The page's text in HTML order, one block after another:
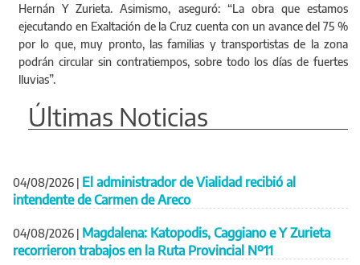
Hernán Y Zurieta. Asimismo, aseguró: “La obra que estamos
ejecutando en Exaltación de la Cruz cuenta con un avance del 75 %
por lo que, muy pronto, las familias y transportistas de la zona
podrán circular sin contratiempos, sobre todo los días de fuertes
lluvias”.
Últimas Noticias
04/08/2026 | El administrador de Vialidad recibió al
intendente de Carmen de Areco
04/08/2026 | Magdalena: Katopodis, Caggiano e Y Zurieta
recorrieron trabajos en la Ruta Provincial Nº11